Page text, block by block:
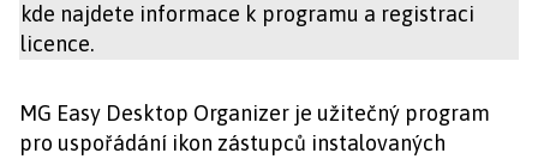
kde najdete informace k programu a registraci
licence.
MG Easy Desktop Organizer je užitečný program
pro uspořádání ikon zástupců instalovaných